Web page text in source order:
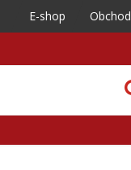
E-shop Obchod